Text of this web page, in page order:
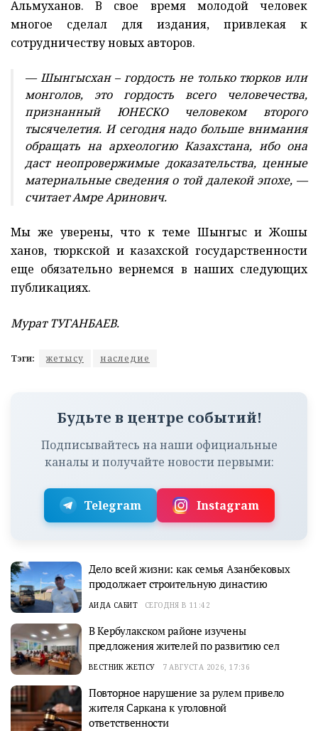
Альмуханов. В свое время молодой человек
многое сделал для издания, привлекая к
сотрудничеству новых авторов.
— Шынгысхан – гордость не только тюрков или
монголов, это гордость всего человечества,
признанный ЮНЕСКО человеком второго
тысячелетия. И сегодня надо больше внимания
обращать на археологию Казахстана, ибо она
даст неопровержимые доказательства, ценные
материальные сведения о той далекой эпохе, —
считает Амре Аринович.
Мы же уверены, что к теме Шынгыс и Жошы
ханов, тюркской и казахской государственности
еще обязательно вернемся в наших следующих
публикациях.
Мурат ТУГАНБАЕВ.
Тэги: жетысу наследие
Будьте в центре событий!
Подписывайтесь на наши официальные
каналы и получайте новости первыми:
Telegram Instagram
Дело всей жизни: как семья Азанбековых
продолжает строительную династию
АИДА САБИТ СЕГОДНЯ В 11:42
В Кербулакском районе изучены
предложения жителей по развитию сел
ВЕСТНИК ЖЕТІСУ 7 АВГУСТА 2026, 17:36
Повторное нарушение за рулем привело
жителя Саркана к уголовной
ответственности